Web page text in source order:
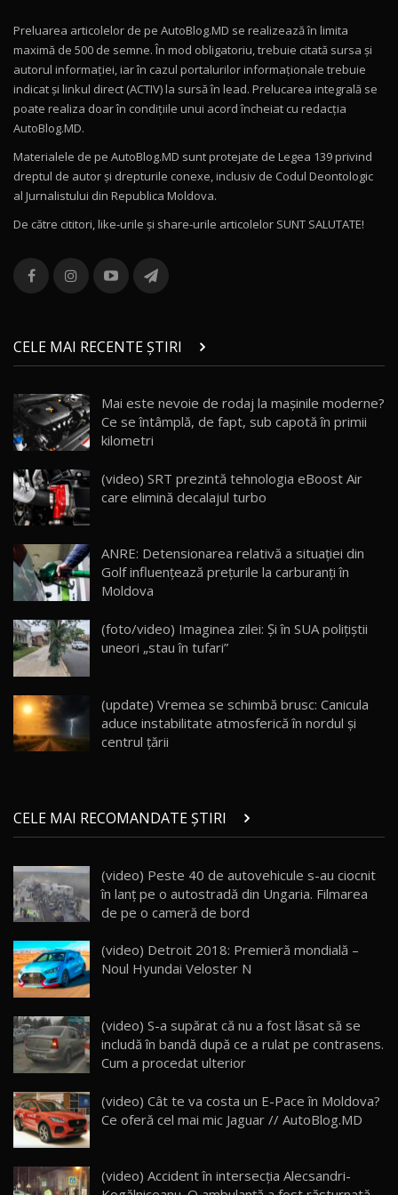
Mercedes-AMG E 53 HYBRID 4MATIC+ / Test
Drive AutoBlog.MD
16:27
11
Noul Volvo ES90 / Test Drive AutoBlog.MD
12
Noul MG HS / Test Drive AutoBlog.MD
16:48
13
combină aventura cu luxul / AutoBlog.MD
36:08
chinez care face lumea să se întoarcă după el
/ AutoBlog.MD
17:27
15 14:37
16
AutoBlogMD
13:10
17 20:06
30:08
AutoBlog.MD
23:36
20
Noul ZEEKR 7X / Test Drive AutoBlog.MD
29:08
21
Micul BYD Dolphin Surf / Test Drive
AutoBlog.MD
16:59
22
Noua Mazda 6e / Test Drive AutoBlog.MD
26:59
23
Lynk & Co 01 / Test Drive AutoBlog.MD
25:19
24
ZEEKR 009: Cel mai Performant și Confortabil
Van Electric Testat în Moldova / AutoBlog.MD
26:38
25
mai Exclusiv și Puternic Defender Testat în
Moldova
32:21
26
AutoBlog.MD
10:57
Preluarea articolelor de pe AutoBlog.MD se realizează în limita
maximă de 500 de semne. În mod obligatoriu, trebuie citată sursa și
autorul informației, iar în cazul portalurilor informaționale trebuie
indicat și linkul direct (ACTIV) la sursă în lead. Prelucarea integrală se
poate realiza doar în condițiile unui acord încheiat cu redacţia
AutoBlog.MD.
Materialele de pe AutoBlog.MD sunt protejate de Legea 139 privind
dreptul de autor și drepturile conexe, inclusiv de Codul Deontologic
al Jurnalistului din Republica Moldova.
De către cititori, like-urile şi share-urile articolelor SUNT SALUTATE!
CELE MAI RECENTE ȘTIRI
Mai este nevoie de rodaj la mașinile moderne?
Ce se întâmplă, de fapt, sub capotă în primii
kilometri
(video) SRT prezintă tehnologia eBoost Air
care elimină decalajul turbo
ANRE: Detensionarea relativă a situației din
Golf influențează prețurile la carburanți în
Moldova
(foto/video) Imaginea zilei: Și în SUA polițiștii
uneori „stau în tufari”
(update) Vremea se schimbă brusc: Canicula
aduce instabilitate atmosferică în nordul și
centrul țării
CELE MAI RECOMANDATE ȘTIRI
(video) Peste 40 de autovehicule s-au ciocnit
în lanț pe o autostradă din Ungaria. Filmarea
de pe o cameră de bord
(video) Detroit 2018: Premieră mondială –
Noul Hyundai Veloster N
(video) S-a supărat că nu a fost lăsat să se
includă în bandă după ce a rulat pe contrasens.
Cum a procedat ulterior
(video) Cât te va costa un E-Pace în Moldova?
Ce oferă cel mai mic Jaguar // AutoBlog.MD
(video) Accident în intersecția Alecsandri-